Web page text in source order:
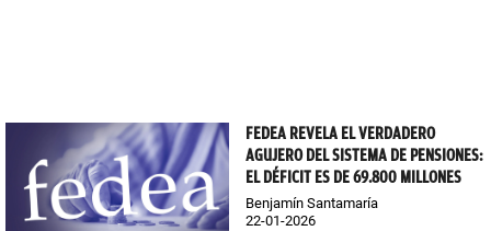
FEDEA REVELA EL VERDADERO
AGUJERO DEL SISTEMA DE PENSIONES:
EL DÉFICIT ES DE 69.800 MILLONES
Benjamín Santamaría
22-01-2026